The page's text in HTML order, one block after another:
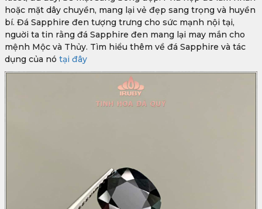
hoặc mặt dây chuyền, mang lại vẻ đẹp sang trọng và huyền
bí. Đá Sapphire đen tượng trưng cho sức mạnh nội tại,
nguời ta tin rằng đá Sapphire đen mang lại may mắn cho
mệnh Mộc và Thủy. Tìm hiểu thêm về đá Sapphire và tác
dụng của nó tại đây